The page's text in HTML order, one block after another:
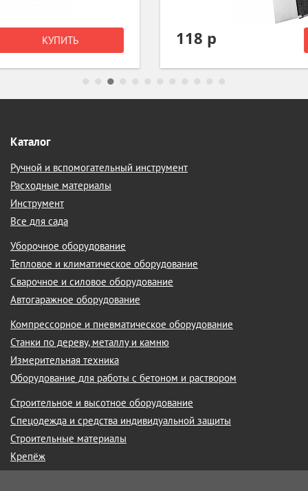
118 р КУПИТЬ
Каталог
Ручной и вспомогательный инструмент
Расходные материалы
Инструмент
Все для сада
Уборочное оборудование
Тепловое и климатическое оборудование
Сварочное и силовое оборудование
Автогаражное оборудование
Компрессорное и пневматическое оборудование
Станки по дереву, металлу и камню
Измерительная техника
Оборудование для работы с бетоном и раствором
Строительное и высотное оборудование
Спецодежда и средства индивидуальной защиты
Строительные материалы
Крепёж